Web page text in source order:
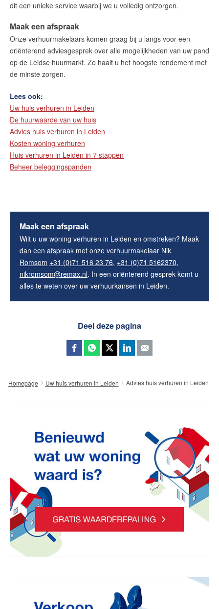
RE/MAX Makelaarsgilde
makelaarsgilde@remax.nl
+31 71 516 23 70
dit een unieke service waarbij we u volledig ontzorgen.
Maak een afspraak
Onze verhuurmakelaars komen graag bij u langs voor een
oriënterend adviesgesprek over alle mogelijkheden van uw pand
op de Leidse huurmarkt. Zo haalt u het hoogste rendement met
de minste zorgen.
Lees ook:
Uw huis verhuren in Leiden
De huurwaarde van uw huis
Advies huis verhuren in Leiden
Kosten woning verhuren
Huis verhuren in Leiden in 7 stappen
Beheer beleggingspanden
Maak een afspraak
Wilt u uw woning verhuren in Leiden en omstreken? Maak
dan een afspraak met onze verhuurmakelaar Nik
Romsom +31 (0)71 516 23 76, +31 (0)71 5162370,
nikromsom@remax.nl. In een oriënterend gesprek komt u
alles te weten over uw verhuurkansen in Leiden.
Deel deze pagina
Homepage Uw huis verhuren in Leiden Advies huis verhuren in Leiden